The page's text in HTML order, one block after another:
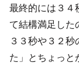
最終的には３４
て結構満足した
３３秒や３２
た」とちょっと